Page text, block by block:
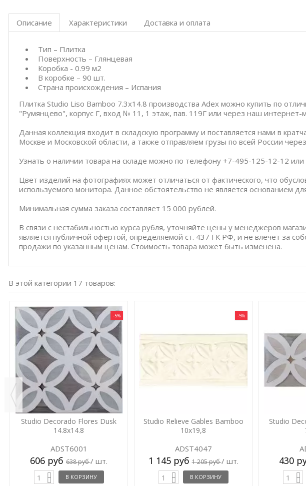
Описание Характеристики Доставка и оплата
Тип – Плитка
Поверхность – Глянцевая
Коробка - 0.99 м2
В коробке – 90 шт.
Страна происхождения – Испания
Плитка Studio Liso Bamboo 7.3x14.8 производства Adex можно купить по
"Румянцево", корпус Г, вход № 11, 1 этаж, пав. 119Г или через наш интернет-
Данная коллекция входит в складскую программу и поставляется нами в
Москве и Московской области, а также отправляем грузы по всей России
Узнать о наличии товара на складе можно по телефону +7-495-125-12-12 или
Цвет изделий на фотографиях может отличаться от фактического, что
используемого монитора. Данное обстоятельство не является основанием
Минимальная сумма заказа составляет 15 000 рублей.
В связи с нестабильностью курса рубля, уточняйте цены у менеджеров
является публичной офертой, определяемой ст. 437 ГК РФ, и не влечет за
продажи по указанным ценам. Стоимость товара может быть изменена.
В этой категории 17 товаров:
-5%
Studio Decorado Flores Dusk
14.8x14.8
ADST6001
606 руб 638 руб/ шт.
В КОРЗИНУ
-5%
Studio Relieve Gables Bamboo
10x19,8
ADST4047
1 145 руб1 205 руб/ шт.
В КОРЗИНУ
Studio
430